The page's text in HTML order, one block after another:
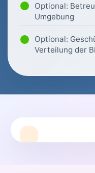
Optional:
Umgebung
Optional:
Verteilung der